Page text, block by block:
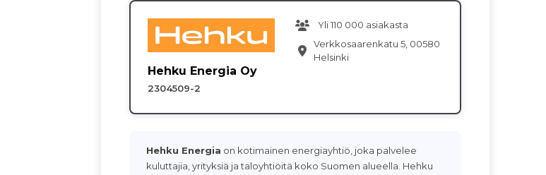
Hehku Energia Oy
2304509-2
Yli 110 000 asiakasta
Verkkosaarenkatu 5, 00580
Helsinki
Hehku Energia on kotimainen energiayhtiö, joka palvelee
kuluttajia, yrityksiä ja taloyhtiöitä koko Suomen alueella. Hehku